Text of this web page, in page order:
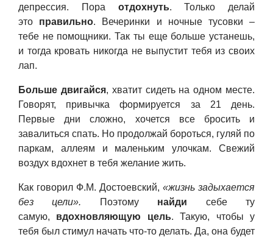
депрессия. Пора отдохнуть. Только делай
это правильно. Вечеринки и ночные тусовки –
тебе не помощники. Так ты еще больше устанешь,
и тогда кровать никогда не выпустит тебя из своих
лап.
Больше двигайся, хватит сидеть на одном месте.
Говорят, привычка формируется за 21 день.
Первые дни сложно, хочется все бросить и
завалиться спать. Но продолжай бороться, гуляй по
паркам, аллеям и маленьким улочкам. Свежий
воздух вдохнет в тебя желание жить.
Как говорил Ф.М. Достоевский, «жизнь задыхается
без цели». Поэтому найди себе ту
самую, вдохновляющую цель. Такую, чтобы у
тебя был стимул начать что-то делать. Да, она будет